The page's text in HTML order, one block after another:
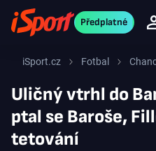
Předplatné
iSport.cz Fotbal
Uličný vtrhl do
ptal se Baroše,
tetování